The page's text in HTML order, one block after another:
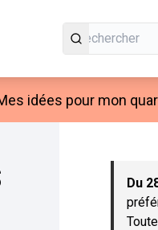
idées pour mon
Passer la carte
Du